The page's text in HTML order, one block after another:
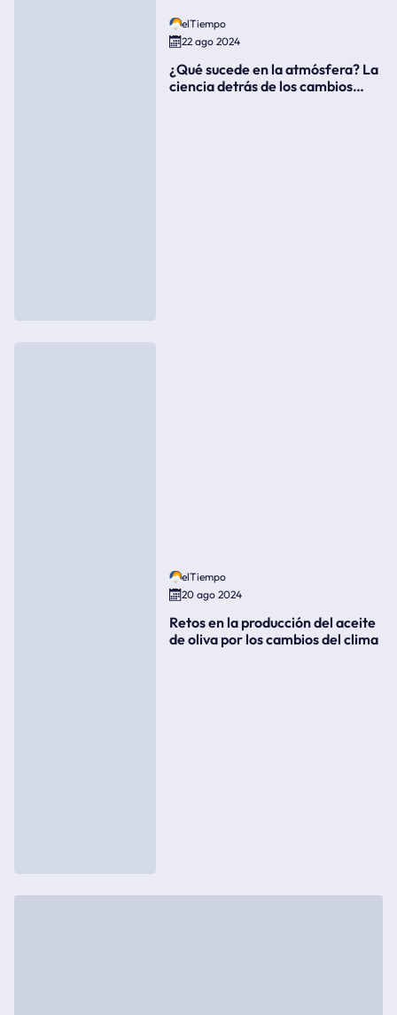
elTiempo
22 ago 2024
¿Qué sucede en la atmósfera? La
ciencia detrás de los cambios
elTiempo
20 ago 2024
Retos en la producción del aceite
de oliva por los cambios del clima